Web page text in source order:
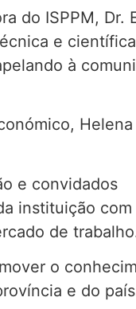
do ISPPM, Dr.
e
à
Helena
e convidados
instituição com
de
o
e do